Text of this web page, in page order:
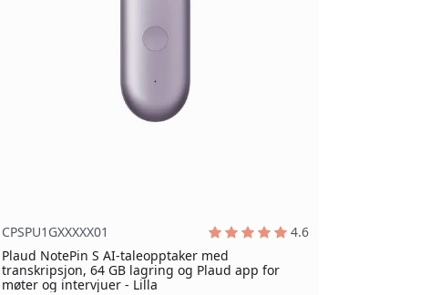
CPSPU1GXXXXX01
4.6
Plaud NotePin S AI-taleopptaker med
transkripsjon, 64 GB lagring og Plaud app for
møter og intervjuer - Lilla